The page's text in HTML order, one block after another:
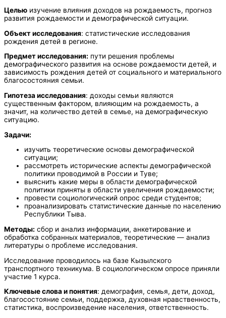
Целью изучение влияния доходов на рождаемость, прогноз
развития рождаемости и демографической ситуации.
Объект исследования: статистические исследования
рождения детей в регионе.
Предмет исследования: пути решения проблемы
демографического развития на основе рождаемости детей, и
зависимость рождения детей от социального и материального
благосостояния семьи.
Гипотеза исследования: доходы семьи являются
существенным фактором, влияющим на рождаемость, а
значит, на количество детей в семье, на демографическую
ситуацию.
Задачи:
изучить теоретические основы демографической
ситуации;
рассмотреть исторические аспекты демографической
политики проводимой в России и Туве;
выяснить какие меры в области демографической
политики приняты в области увеличения рождаемости;
провести социологический опрос среди студентов;
проанализировать статистические данные по населению
Республики Тыва.
Методы: сбор и анализ информации, анкетирование и
обработка собранных материалов, теоретические — анализ
литературы о проблеме исследования.
Исследование проводилось на базе Кызылского
транспортного техникума. В социологическом опросе приняли
участие 1 курса.
Ключевые слова и понятия: демография, семья, дети, доход,
благосостояние семьи, поддержка, духовная нравственность,
статистика, воспроизведение населения, ответственность.